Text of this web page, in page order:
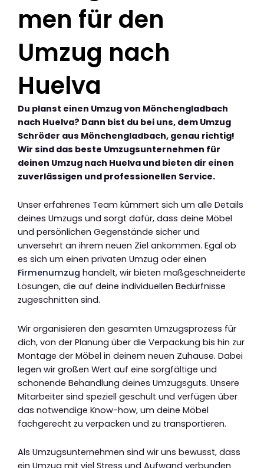
men für den
Umzug nach
Huelva
Du planst einen Umzug von Mönchengladbach
nach Huelva? Dann bist du bei uns, dem Umzug
Schröder aus Mönchengladbach, genau richtig!
Wir sind das beste Umzugsunternehmen für
deinen Umzug nach Huelva und bieten dir einen
zuverlässigen und professionellen Service.
Unser erfahrenes Team kümmert sich um alle Details
deines Umzugs und sorgt dafür, dass deine Möbel
und persönlichen Gegenstände sicher und
unversehrt an ihrem neuen Ziel ankommen. Egal ob
es sich um einen privaten Umzug oder einen
Firmenumzug handelt, wir bieten maßgeschneiderte
Lösungen, die auf deine individuellen Bedürfnisse
zugeschnitten sind.
Wir organisieren den gesamten Umzugsprozess für
dich, von der Planung über die Verpackung bis hin zur
Montage der Möbel in deinem neuen Zuhause. Dabei
legen wir großen Wert auf eine sorgfältige und
schonende Behandlung deines Umzugsguts. Unsere
Mitarbeiter sind speziell geschult und verfügen über
das notwendige Know-how, um deine Möbel
fachgerecht zu verpacken und zu transportieren.
Als Umzugsunternehmen sind wir uns bewusst, dass